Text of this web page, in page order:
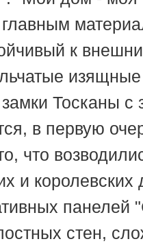
к
Тосканы с
в первую
что
и
панелей
стен,